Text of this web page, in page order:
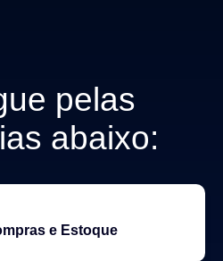
pelas
abaixo:
e Estoque